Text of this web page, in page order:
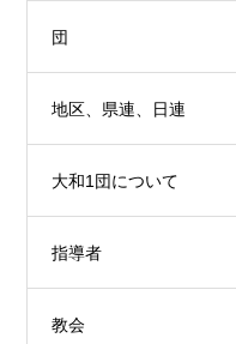
団
地区、県連、日連
大和1団について
指導者
教会